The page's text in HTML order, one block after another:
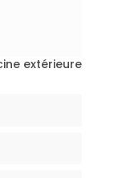
jardinier